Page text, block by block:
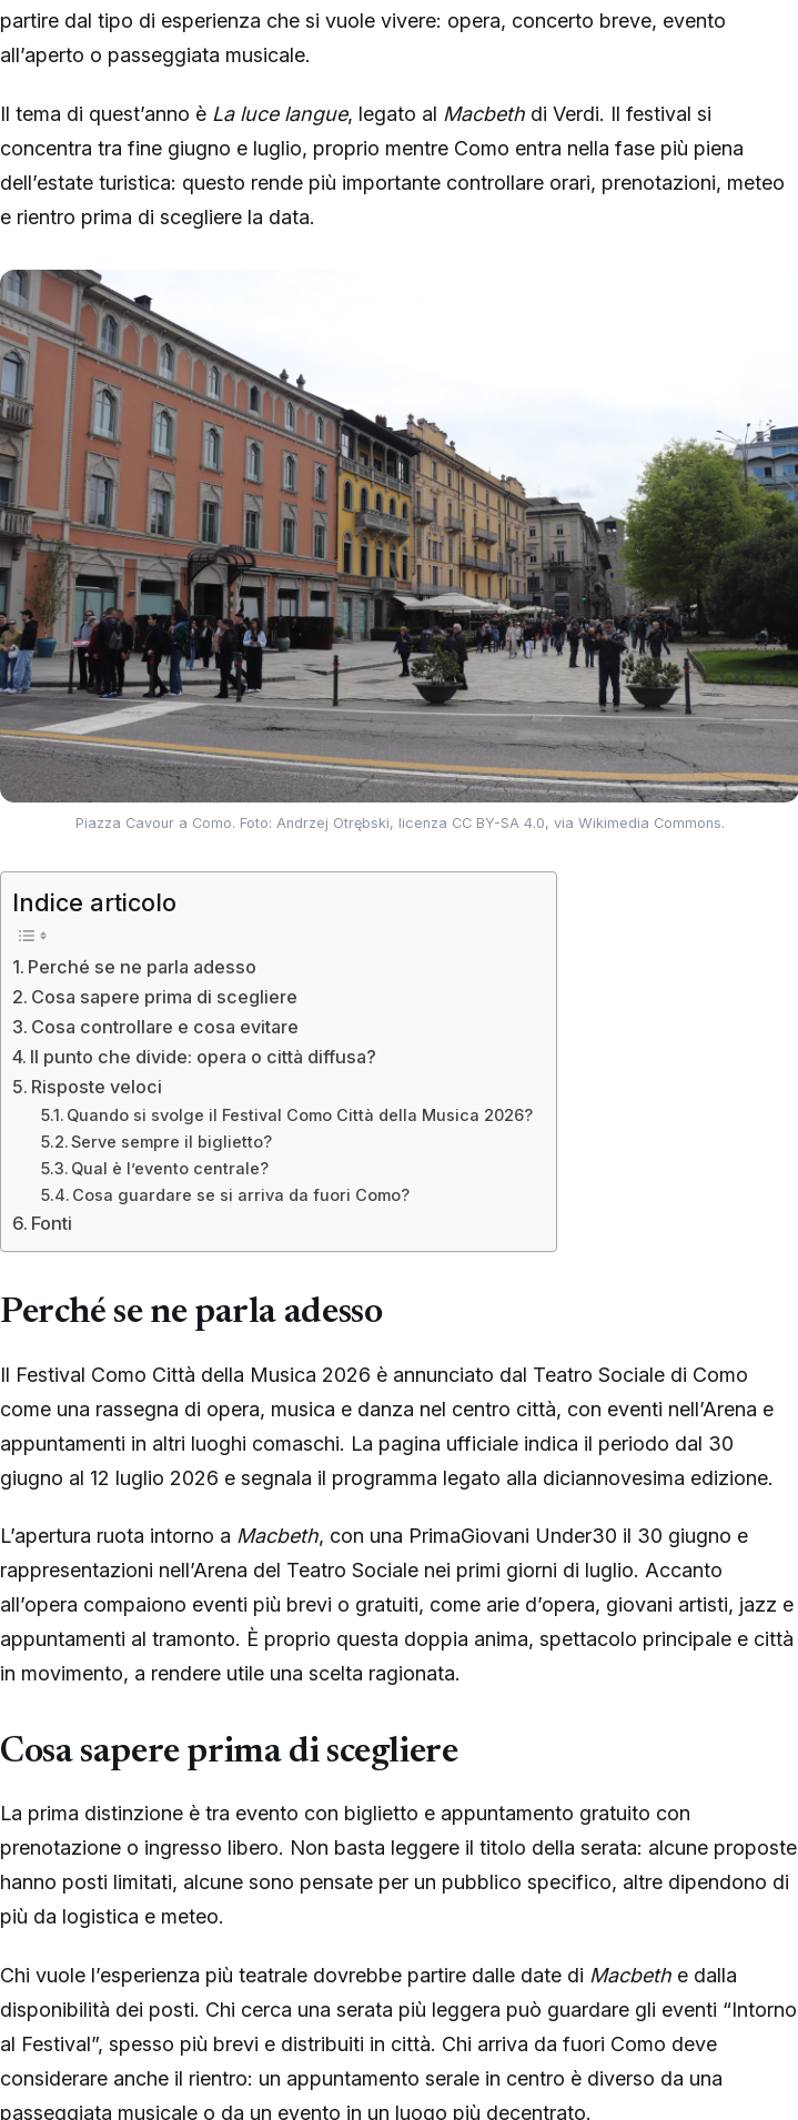
partire dal tipo di esperienza che si vuole vivere: opera, concerto breve, evento
all’aperto o passeggiata musicale.
Il tema di quest’anno è La luce langue, legato al Macbeth di Verdi. Il festival si
concentra tra fine giugno e luglio, proprio mentre Como entra nella fase più piena
dell’estate turistica: questo rende più importante controllare orari, prenotazioni, meteo
e rientro prima di scegliere la data.
Piazza Cavour a Como. Foto: Andrzej Otrębski, licenza CC BY-SA 4.0, via Wikimedia Commons.
Indice articolo
Perché se ne parla adesso
Cosa sapere prima di scegliere
Cosa controllare e cosa evitare
Il punto che divide: opera o città diffusa?
Risposte veloci
Quando si svolge il Festival Como Città della Musica 2026?
Serve sempre il biglietto?
Qual è l’evento centrale?
Cosa guardare se si arriva da fuori Como?
Fonti
Perché se ne parla adesso
Il Festival Como Città della Musica 2026 è annunciato dal Teatro Sociale di Como
come una rassegna di opera, musica e danza nel centro città, con eventi nell’Arena e
appuntamenti in altri luoghi comaschi. La pagina ufficiale indica il periodo dal 30
giugno al 12 luglio 2026 e segnala il programma legato alla diciannovesima edizione.
L’apertura ruota intorno a Macbeth, con una PrimaGiovani Under30 il 30 giugno e
rappresentazioni nell’Arena del Teatro Sociale nei primi giorni di luglio. Accanto
all’opera compaiono eventi più brevi o gratuiti, come arie d’opera, giovani artisti, jazz e
appuntamenti al tramonto. È proprio questa doppia anima, spettacolo principale e città
in movimento, a rendere utile una scelta ragionata.
Cosa sapere prima di scegliere
La prima distinzione è tra evento con biglietto e appuntamento gratuito con
prenotazione o ingresso libero. Non basta leggere il titolo della serata: alcune proposte
hanno posti limitati, alcune sono pensate per un pubblico specifico, altre dipendono di
più da logistica e meteo.
Chi vuole l’esperienza più teatrale dovrebbe partire dalle date di Macbeth e dalla
disponibilità dei posti. Chi cerca una serata più leggera può guardare gli eventi “Intorno
al Festival”, spesso più brevi e distribuiti in città. Chi arriva da fuori Como deve
considerare anche il rientro: un appuntamento serale in centro è diverso da una
passeggiata musicale o da un evento in un luogo più decentrato.